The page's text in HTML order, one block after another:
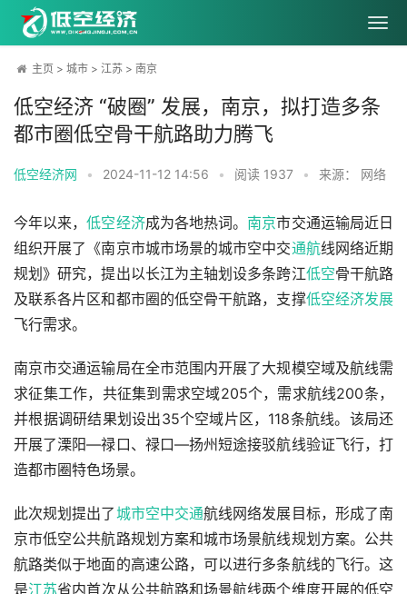
主页 > 城市 > 江苏 > 南京
低空经济 “破圈” 发展，南京，拟打造多条
都市圈低空骨干航路助力腾飞
低空经济网 • 2024-11-12 14:56 • 阅读 1937 • 来源： 网络
今年以来，低空经济成为各地热词。 南京市交通运输局近日
组织开展了《南京市城市场景的城市空中交通航线网络近期
规划》研究，提出以长江为主轴划设多条跨江低空骨干航路
及联系各片区和都市圈的低空骨干航路，支撑低空经济发展
飞行需求。
南京市交通运输局在全市范围内开展了大规模空域及航线需
求征集工作，共征集到需求空域205个，需求航线200条，
并根据调研结果划设出35个空域片区，118条航线。该局还
开展了溧阳—禄口、禄口—扬州短途接驳航线验证飞行，打
造都市圈特色场景。
此次规划提出了城市空中交通航线网络发展目标，形成了南
京市低空公共航路规划方案和城市场景航线规划方案。公共
航路类似于地面的高速公路，可以进行多条航线的飞行。这
是江苏省内首次从公共航路和场景航线两个维度开展的低空